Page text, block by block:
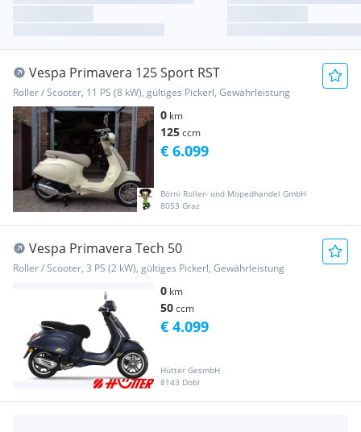
Vespa Primavera 125 Sport RST
Roller / Scooter, 11 PS (8 kW), gültiges Pickerl, Gewährleistung
0 km
125ccm
Börni Roller- und Mopedhandel GmbH
8053 Graz
€ 6.099
Vespa Primavera Tech 50
Roller / Scooter, 3 PS (2 kW), gültiges Pickerl, Gewährleistung
0 km
50ccm
Hütter GesmbH
8143 Dobl
€ 4.099